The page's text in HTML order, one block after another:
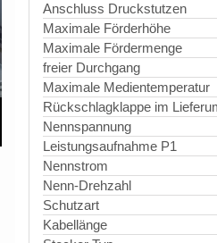
Anschluss Druckstutzen
Maximale Förderhöhe
Maximale Fördermenge
freier Durchgang
Maximale Medientemperatur
Rückschlagklappe im
Nennspannung
Leistungsaufnahme P1
Nennstrom
Nenn-Drehzahl
Schutzart
Kabellänge